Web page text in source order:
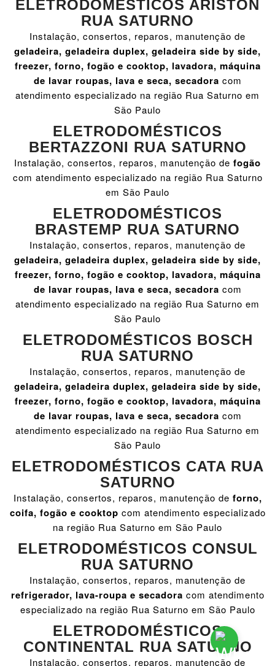
ELETRODOMÉSTICOS ARISTON
RUA SATURNO
Instalação, consertos, reparos, manutenção de
geladeira, geladeira duplex, geladeira side by side,
freezer, forno, fogão e cooktop, lavadora, máquina
de lavar roupas, lava e seca, secadora com
atendimento especializado na região Rua Saturno em
São Paulo
ELETRODOMÉSTICOS
BERTAZZONI RUA SATURNO
Instalação, consertos, reparos, manutenção de fogão
com atendimento especializado na região Rua Saturno
em São Paulo
ELETRODOMÉSTICOS
BRASTEMP RUA SATURNO
Instalação, consertos, reparos, manutenção de
geladeira, geladeira duplex, geladeira side by side,
freezer, forno, fogão e cooktop, lavadora, máquina
de lavar roupas, lava e seca, secadora com
atendimento especializado na região Rua Saturno em
São Paulo
ELETRODOMÉSTICOS BOSCH
RUA SATURNO
Instalação, consertos, reparos, manutenção de
geladeira, geladeira duplex, geladeira side by side,
freezer, forno, fogão e cooktop, lavadora, máquina
de lavar roupas, lava e seca, secadora com
atendimento especializado na região Rua Saturno em
São Paulo
ELETRODOMÉSTICOS CATA RUA
SATURNO
Instalação, consertos, reparos, manutenção de forno,
coifa, fogão e cooktop com atendimento especializado
na região Rua Saturno em São Paulo
ELETRODOMÉSTICOS CONSUL
RUA SATURNO
Instalação, consertos, reparos, manutenção de
refrigerador, lava-roupa e secadora com atendimento
especializado na região Rua Saturno em São Paulo
ELETRODOMÉSTICOS
CONTINENTAL RUA SATURNO
Instalação, consertos, reparos, manutenção de